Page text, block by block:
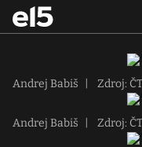
Andrej Babiš Zdroj:
Andrej Babiš Zdroj: